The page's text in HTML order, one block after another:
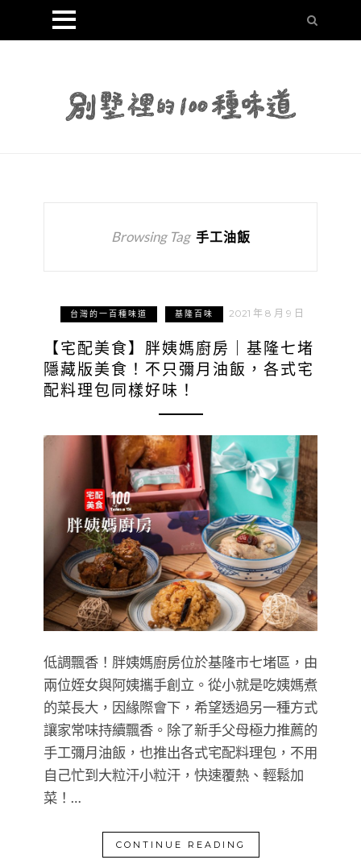
Browsing Tag 手工油飯
台灣的一百種味道 基隆百味 2021 年 8 月 9 日
【宅配美食】胖姨媽廚房｜基隆七堵
隱藏版美食！不只彌月油飯，各式宅
配料理包同樣好味！
低調飄香！胖姨媽廚房位於基隆市七堵區，由
兩位姪女與阿姨攜手創立。從小就是吃姨媽煮
的菜長大，因緣際會下，希望透過另一種方式
讓家常味持續飄香。除了新手父母極力推薦的
手工彌月油飯，也推出各式宅配料理包，不用
自己忙到大粒汗小粒汗，快速覆熱、輕鬆加
菜！…
CONTINUE READING